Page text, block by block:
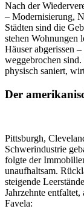
Nach der
– Modernisierung,
Städten sind die
stehen Wohnungen
Häuser abgerissen
weggebrochen
physisch saniert,
Der
Pittsburgh,
Schwerindustrie
folgte der
unaufhaltsam.
steigende
Jahrzehnte
Favela: